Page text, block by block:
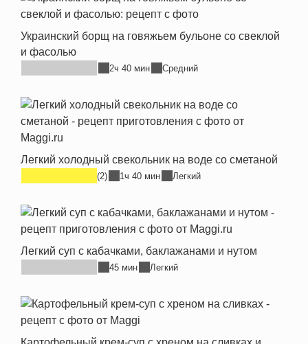
Украинский борщ на говяжьем бульоне со свеклой
и фасолью
2ч 40 мин Средний
Легкий холодный свекольник на воде со сметаной
(2) 1ч 40 мин Легкий
Легкий суп с кабачками, баклажанами и нутом
45 мин Легкий